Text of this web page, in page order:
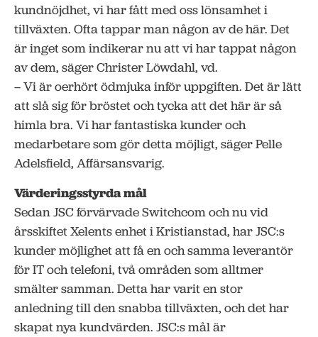
kundnöjdhet, vi har fått med oss lönsamhet i
tillväxten. Ofta tappar man någon av de här. Det
är inget som indikerar nu att vi har tappat någon
av dem, säger Christer Löwdahl, vd.
– Vi är oerhört ödmjuka inför uppgiften. Det är lätt
att slå sig för bröstet och tycka att det här är så
himla bra. Vi har fantastiska kunder och
medarbetare som gör detta möjligt, säger Pelle
Adelsfield, Affärsansvarig.
Värderingsstyrda mål
Sedan JSC förvärvade Switchcom och nu vid
årsskiftet Xelents enhet i Kristianstad, har JSC:s
kunder möjlighet att få en och samma leverantör
för IT och telefoni, två områden som alltmer
smälter samman. Detta har varit en stor
anledning till den snabba tillväxten, och det har
skapat nya kundvärden. JSC:s mål är